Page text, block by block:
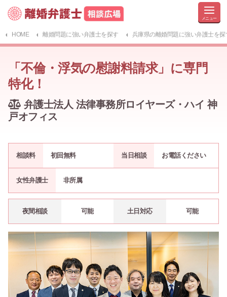
HOME 離婚問題に強い弁護士を探す 兵庫県の離婚問題に強い弁護士を探
「不倫・浮気の慰謝料請求」に専門
特化！
弁護士法人 法律事務所ロイヤーズ・ハイ 神
戸オフィス
相談料 初回無料 当日相談 お電話ください
女性弁護士 非所属
夜間相談 可能 土日対応 可能